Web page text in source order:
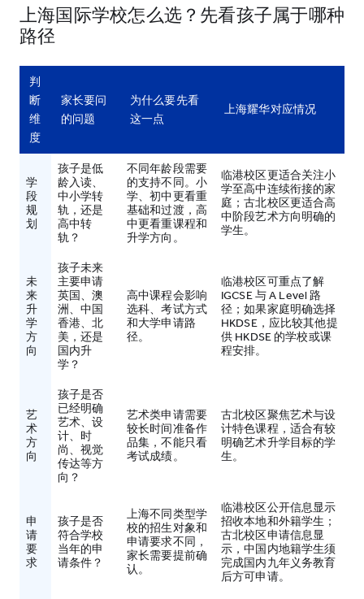
上海国际学校怎么选？先看孩子属于哪种
路径
判
断
维
度
家长要问
的问题
为什么要先看
这一点
上海耀华对应情况
学
段
规
划
孩子是低
龄入读、
中小学转
轨，还是
高中转
轨？
不同年龄段需要
的支持不同。小
学、初中更看重
基础和过渡，高
中更看重课程和
升学方向。
临港校区更适合关注小
学至高中连续衔接的家
庭；古北校区更适合高
中阶段艺术方向明确的
学生。
未
来
升
学
方
向
孩子未来
主要申请
英国、澳
洲、中国
香港、北
美，还是
国内升
学？
高中课程会影响
选科、考试方式
和大学申请路
径。
临港校区可重点了解
IGCSE 与 A Level 路
径；如果家庭明确选择
HKDSE，应比较其他提
供 HKDSE 的学校或课
程安排。
艺
术
方
向
孩子是否
已经明确
艺术、设
计、时
尚、视觉
传达等方
向？
艺术类申请需要
较长时间准备作
品集，不能只看
考试成绩。
古北校区聚焦艺术与设
计特色课程，适合有较
明确艺术升学目标的学
生。
申
请
要
求
孩子是否
符合学校
当年的申
请条件？
上海不同类型学
校的招生对象和
申请要求不同，
家长需要提前确
认。
临港校区公开信息显示
招收本地和外籍学生；
古北校区申请信息显
示，中国内地籍学生须
完成国内九年义务教育
后方可申请。